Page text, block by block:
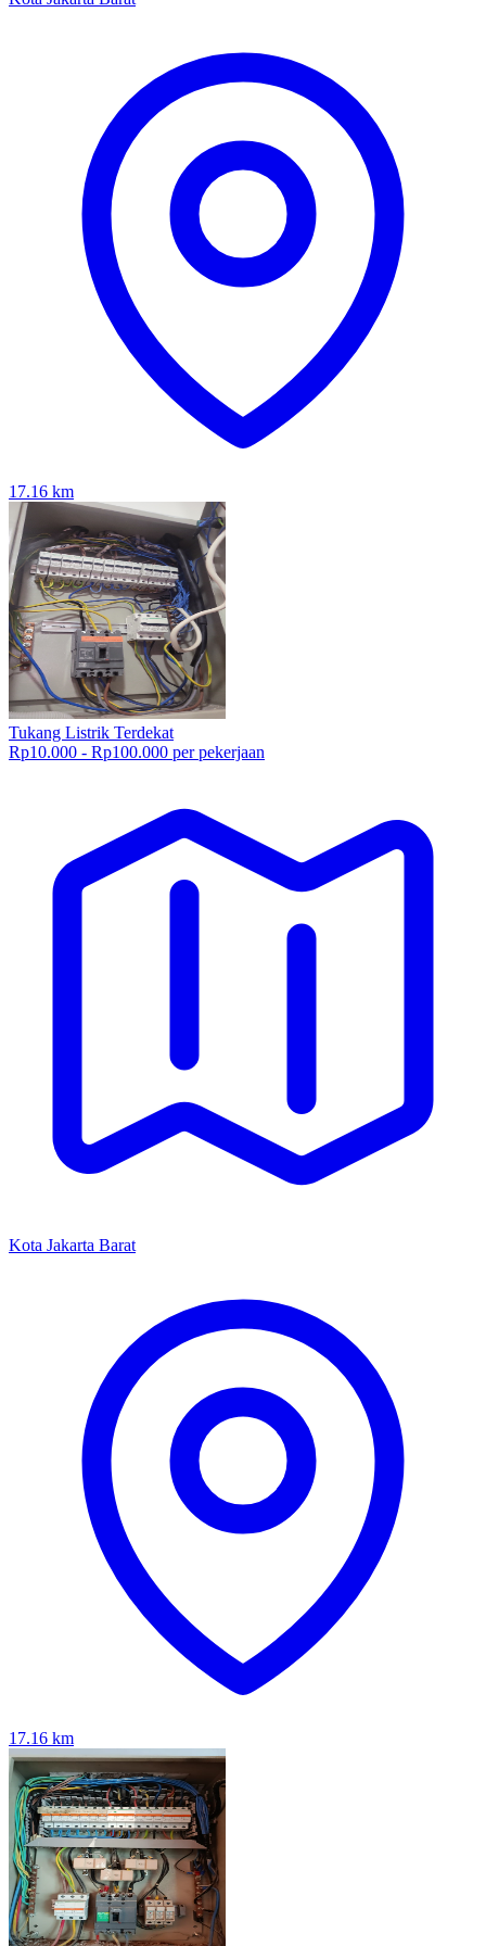
17.16 km
Tukang Listrik Terdekat
Rp10.000 - Rp100.000 per pekerjaan
Kota Jakarta Barat
17.16 km